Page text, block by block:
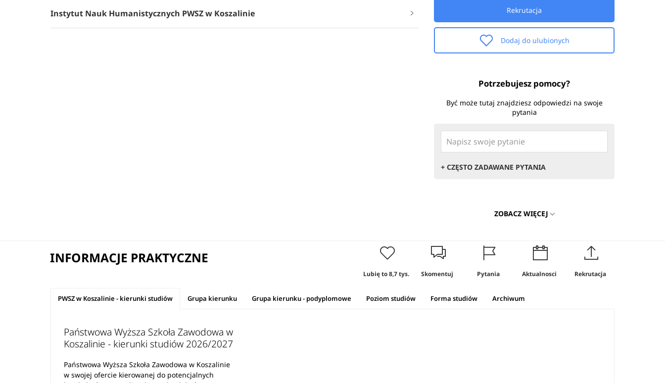
Instytut Nauk Humanistycznych PWSZ w Koszalinie Rekrutacja
Dodaj do ulubionych
Potrzebujesz pomocy?
Być może tutaj znajdziesz odpowiedzi na swoje
pytania
+ CZĘSTO ZADAWANE PYTANIA
ZOBACZ WIĘCEJ
INFORMACJE PRAKTYCZNE
Lubię to8,7 tys. Skomentuj Pytania Aktualnosci Rekrutacja
PWSZ w Koszalinie - kierunki studiów Grupa kierunku Grupa kierunku - podyplomowe Poziom studiów Forma studiów Archiwum
Państwowa Wyższa Szkoła Zawodowa w
Koszalinie - kierunki studiów 2026/2027
Państwowa Wyższa Szkoła Zawodowa w Koszalinie
w swojej ofercie kierowanej do potencjalnych